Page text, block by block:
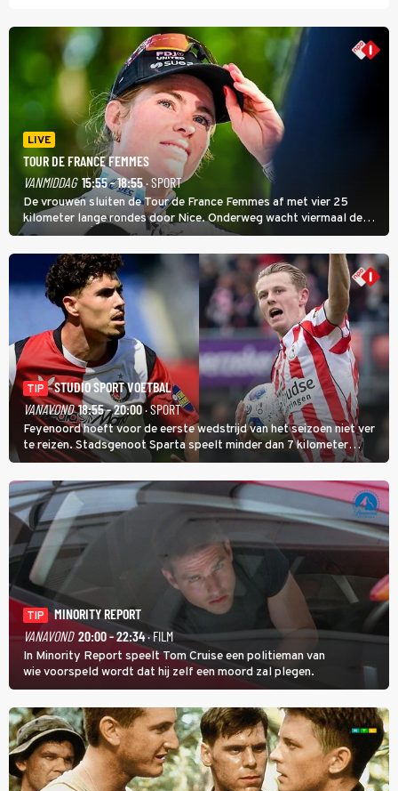
LIVE
TOUR DE FRANCE FEMMES
VANMIDDAG 15:55 - 18:55· SPORT
De vrouwen sluiten de Tour de France Femmes af met vier 25
kilometer lange rondes door Nice. Onderweg wacht viermaal de
zware Col d'Èze. Aan de finish op de Promenade des Anglais krijgt
de eindwinnaar de laatste gele trui.
TIP
STUDIO SPORT VOETBAL
VANAVOND 18:55 - 20:00· SPORT
Feyenoord hoeft voor de eerste wedstrijd van het seizoen niet ver
te reizen. Stadsgenoot Sparta speelt minder dan 7 kilometer
verderop. Feyenoord trok de Spaanse spits Nacho Ferri aan van
KVC Westerlo uit België.
TIP
MINORITY REPORT
VANAVOND 20:00 - 22:34· FILM
In Minority Report speelt Tom Cruise een politieman van
wie voorspeld wordt dat hij zelf een moord zal plegen.